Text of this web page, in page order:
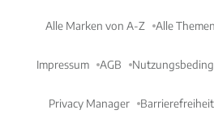
Alle Marken von A-Z Alle
Impressum AGB
Privacy Manager